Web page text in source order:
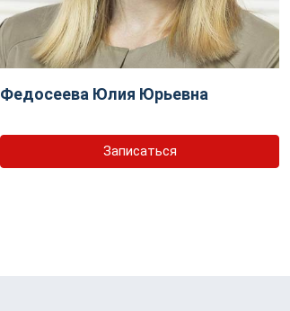
Федосеева Юлия Юрьевна
Записаться